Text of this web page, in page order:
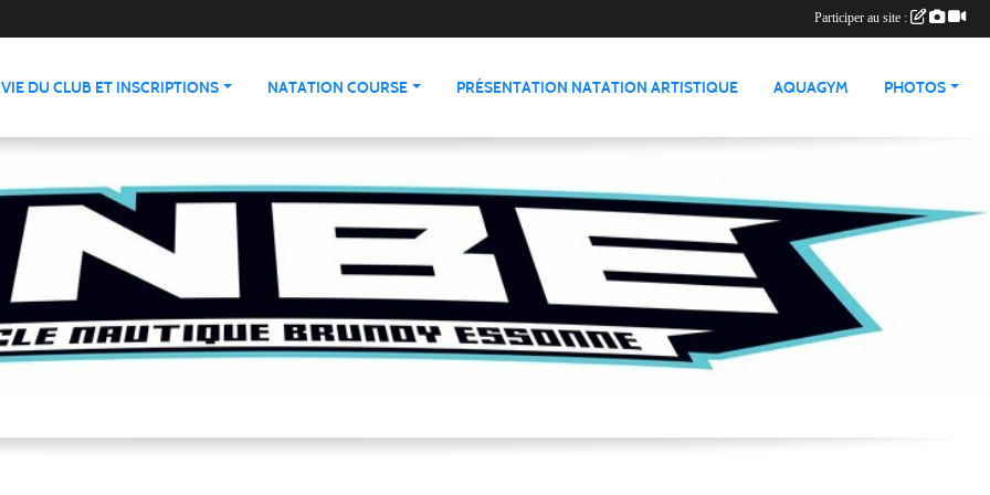
VIE DU CLUB ET INSCRIPTIONS NATATION COURSE PRÉSENTATION NATATION ARTISTIQUE AQUAGYM PHOTOS
Participer au site :